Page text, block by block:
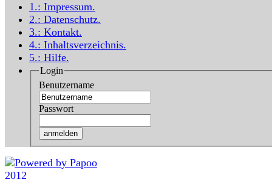
1.: Impressum.
2.: Datenschutz.
3.: Kontakt.
4.: Inhaltsverzeichnis.
5.: Hilfe.
Login
Benutzername
Passwort